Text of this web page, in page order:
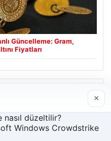
Güncelleme: Gram,
Fiyatları
×